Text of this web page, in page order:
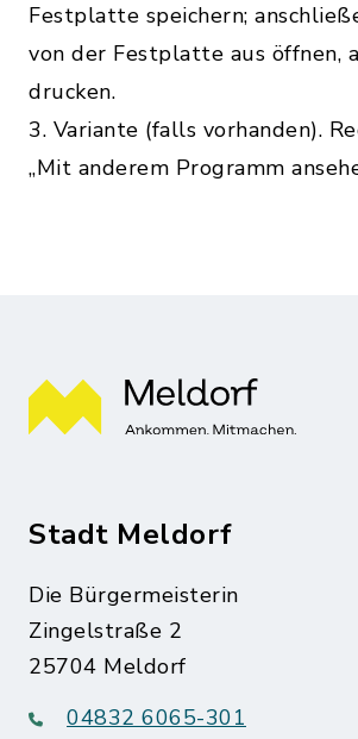
Festplatte speichern;
von der Festplatte aus öffnen,
drucken.
3. Variante (falls vorhanden).
„Mit anderem Programm
Stadt Meldorf
Die Bürgermeisterin
Zingelstraße 2
25704 Meldorf
04832 6065-301